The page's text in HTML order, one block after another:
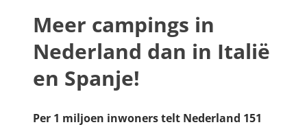
Meer campings in
Nederland dan in Italië
en Spanje!
Per 1 miljoen inwoners telt Nederland 151